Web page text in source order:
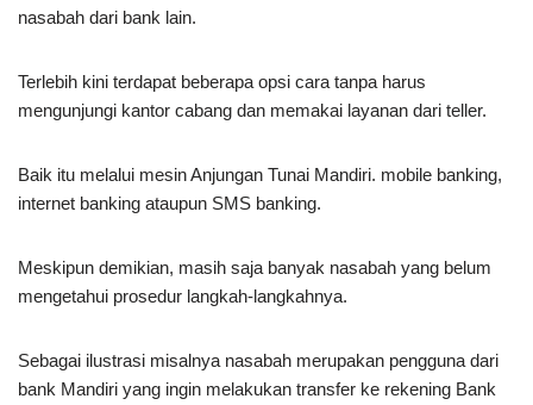
nasabah dari bank lain.
Terlebih kini terdapat beberapa opsi cara tanpa harus
mengunjungi kantor cabang dan memakai layanan dari teller.
Baik itu melalui mesin Anjungan Tunai Mandiri. mobile banking,
internet banking ataupun SMS banking.
Meskipun demikian, masih saja banyak nasabah yang belum
mengetahui prosedur langkah-langkahnya.
Sebagai ilustrasi misalnya nasabah merupakan pengguna dari
bank Mandiri yang ingin melakukan transfer ke rekening Bank